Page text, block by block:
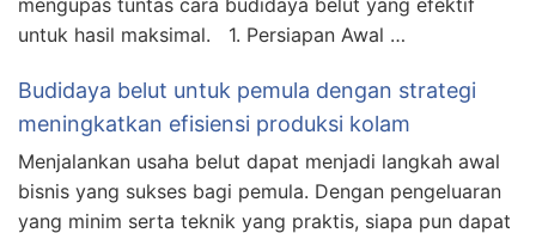
mengupas tuntas cara budidaya belut yang efektif
untuk hasil maksimal. 1. Persiapan Awal …
Budidaya belut untuk pemula dengan strategi
meningkatkan efisiensi produksi kolam
Menjalankan usaha belut dapat menjadi langkah awal
bisnis yang sukses bagi pemula. Dengan pengeluaran
yang minim serta teknik yang praktis, siapa pun dapat